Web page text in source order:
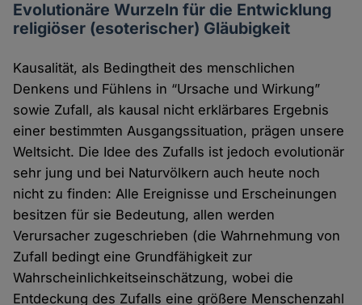
Evolutionäre Wurzeln für die Entwicklung
religiöser (esoterischer) Gläubigkeit
Kausalität, als Bedingtheit des menschlichen
Denkens und Fühlens in “Ursache und Wirkung”
sowie Zufall, als kausal nicht erklärbares Ergebnis
einer bestimmten Ausgangssituation, prägen unsere
Weltsicht. Die Idee des Zufalls ist jedoch evolutionär
sehr jung und bei Naturvölkern auch heute noch
nicht zu finden: Alle Ereignisse und Erscheinungen
besitzen für sie Bedeutung, allen werden
Verursacher zugeschrieben (die Wahrnehmung von
Zufall bedingt eine Grundfähigkeit zur
Wahrscheinlichkeitseinschätzung, wobei die
Entdeckung des Zufalls eine größere Menschenzahl